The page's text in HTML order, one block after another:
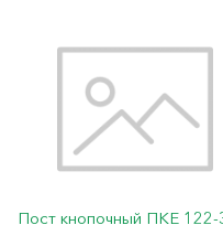
Пост кнопочный ПКЕ 122-